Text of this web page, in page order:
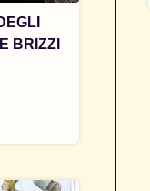
BRIZZI